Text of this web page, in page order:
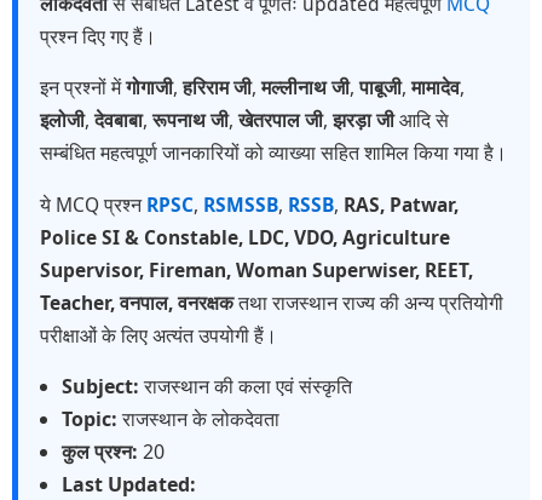
प्रश्न दिए गए हैं।
इन प्रश्नों मेंगोगाजी,हरिराम जी,मल्लीनाथ जी,पाबूजी,मामादेव,
इलोजी,देवबाबा,रूपनाथ जी,खेतरपाल जी,झरड़ा जीआदि से
सम्बंधित महत्वपूर्ण जानकारियों को व्याख्या सहित शामिल किया गया है।
ये MCQ प्रश्नRPSC, RSMSSB, RSSB, RAS, Patwar,
Police SI & Constable, LDC, VDO, Agriculture
Supervisor, Fireman, Woman Superwiser, REET,
Teacher, वनपाल, वनरक्षकतथा राजस्थान राज्य की अन्य प्रतियोगी
परीक्षाओं के लिए अत्यंत उपयोगी हैं।
Subject:राजस्थान की कला एवं संस्कृति
Topic:राजस्थान के लोकदेवता
कुल प्रश्न: 20
Last Updated: